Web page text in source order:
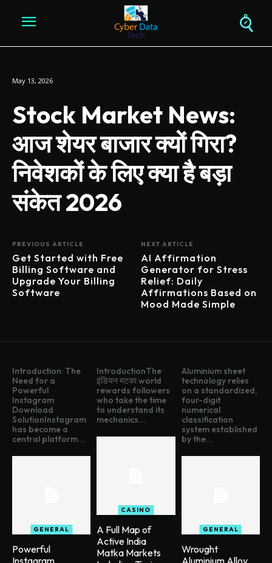
May 13, 2026
Stock Market News:
आज शेयर बाजार क्यों गिरा?
निवेशकों के लिए क्या है बड़ा
संकेत 2026
PREVIOUS ARTICLE
Get Started with Free
Billing Software and
Upgrade Your Billing
Software
NEXT ARTICLE
AI Affirmation
Generator for Stress
Relief: Daily
Affirmations Based on
Mood Made Simple
Introduction: The
Need for a
Powerful
Instagram
Download
SolutionInstagram
has become a
central platform...
GENERAL
Powerful
IntroductionThe
इंडियन मटका world
rewards followers
who take the time
to understand its
mechanics...
CASINO
A Full Map of
Active India
Matka Markets
Aluminium sheet
technology relies
on a standardized,
four-digit
numerical
classification
system established
by the...
GENERAL
Wrought